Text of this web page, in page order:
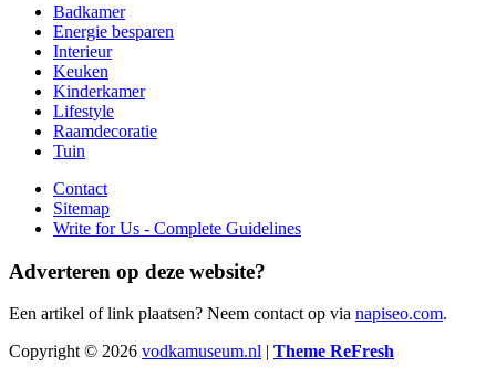
Badkamer
Energie besparen
Interieur
Keuken
Kinderkamer
Lifestyle
Raamdecoratie
Tuin
Contact
Sitemap
Write for Us - Complete Guidelines
Adverteren op deze website?
Een artikel of link plaatsen? Neem contact op via napiseo.com.
Copyright © 2026 vodkamuseum.nl | Theme ReFresh